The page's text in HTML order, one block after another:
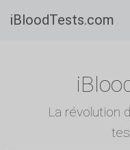
iBloodTests.com
La révolution